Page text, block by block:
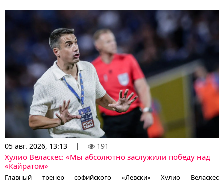
05 авг. 2026, 13:13 191
Хулио Веласкес: «Мы абсолютно заслужили победу над
«Кайратом»
Главный тренер софийского «Левски» Хулио Веласкес